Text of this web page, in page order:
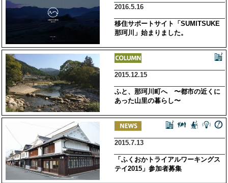
2016.5.16
移住サポートサイト「SUMITSUKE
那珂川」始まりました。
2015.12.15
ふと、那珂川町へ 〜都市の近くに
あった山里の暮らし〜
2015.7.13
「ふくおかトライアルワーキングス
テイ2015」参加者募集